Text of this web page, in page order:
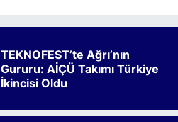
TEKNOFEST’te Ağrı’nın
Gururu: AİÇÜ Takımı Türkiye
İkincisi Oldu